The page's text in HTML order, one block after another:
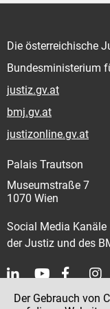
Die österreichische
Bundesministerium
justiz.gv.at
bmj.gv.at
justizonline.gv.at
Palais Trautson
Museumstraße 7
1070 Wien
Social Media Kanäle
der Justiz und des
Kontakt
Der Gebrauch von